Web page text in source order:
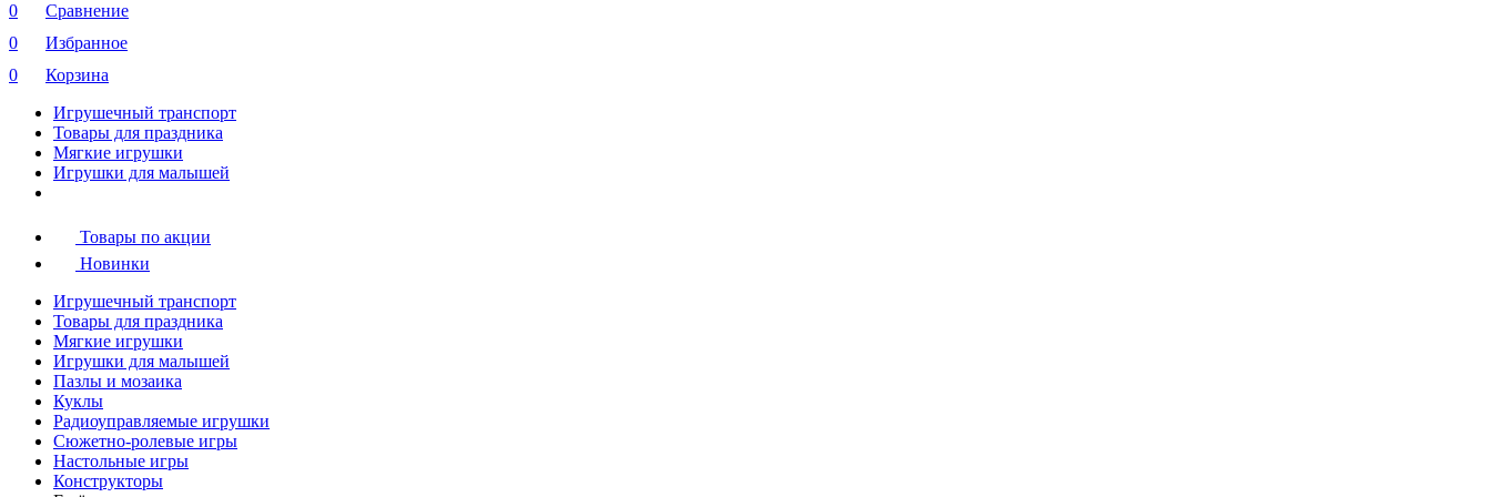
0
Сравнение
0
Избранное
0
Корзина
Игрушечный транспорт
Товары для праздника
Мягкие игрушки
Игрушки для малышей
Товары по акции
Новинки
Игрушечный транспорт
Товары для праздника
Мягкие игрушки
Игрушки для малышей
Пазлы и мозаика
Куклы
Радиоуправляемые игрушки
Сюжетно-ролевые игры
Настольные игры
Конструкторы